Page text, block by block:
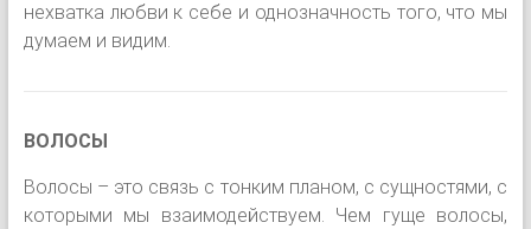
нехватка любви к себе и однозначность того, что мы
думаем и видим.
ВОЛОСЫ
Волосы – это связь с тонким планом, с сущностями, с
которыми мы взаимодействуем. Чем гуще волосы,